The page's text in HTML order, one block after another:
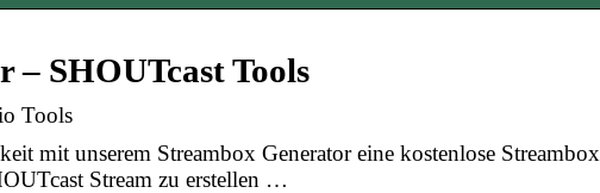
– SHOUTcast Tools
Tools
mit unserem Streambox Generator eine kostenlose Streambox
Stream zu erstellen …